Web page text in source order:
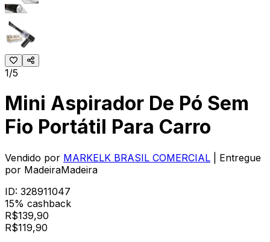
1/5
Mini Aspirador De Pó Sem
Fio Portátil Para Carro
Vendido por MARKELK BRASIL COMERCIAL
| Entregue
por MadeiraMadeira
ID: 328911047
15% cashback
R$139,90
R$119,90